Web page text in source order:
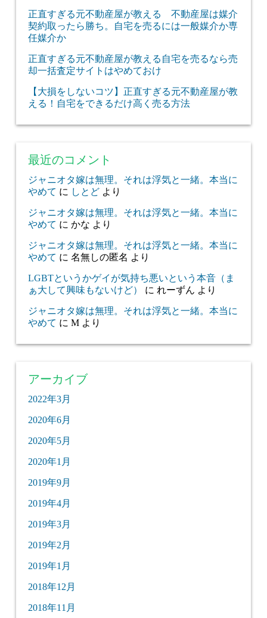
正直すぎる元不動産屋が教える 不動産屋は媒介
契約取ったら勝ち。自宅を売るには一般媒介か専
任媒介か
正直すぎる元不動産屋が教える自宅を売るなら売
却一括査定サイトはやめておけ
【大損をしないコツ】正直すぎる元不動産屋が教
える！自宅をできるだけ高く売る方法
最近のコメント
ジャニオタ嫁は無理。それは浮気と一緒。本当に
やめて に しとどより
ジャニオタ嫁は無理。それは浮気と一緒。本当に
やめて に かな より
ジャニオタ嫁は無理。それは浮気と一緒。本当に
やめて に 名無しの匿名 より
LGBTというかゲイが気持ち悪いという本音（ま
ぁ大して興味もないけど）
に れーずん より
ジャニオタ嫁は無理。それは浮気と一緒。本当に
やめて に Mより
アーカイブ
2022年3月
2020年6月
2020年5月
2020年1月
2019年9月
2019年4月
2019年3月
2019年2月
2019年1月
2018年12月
2018年11月